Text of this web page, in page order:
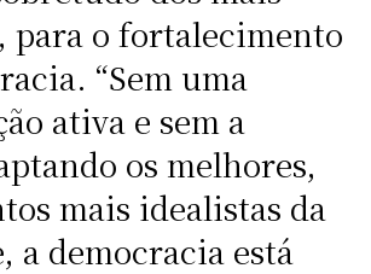
para o fortalecimento
“Sem uma
ativa e sem a
os melhores,
mais idealistas da
a democracia está